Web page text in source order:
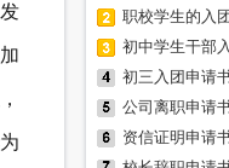
职校学生的入
初中学生干部
初三入团申请
公司离职申请
资信证明申请